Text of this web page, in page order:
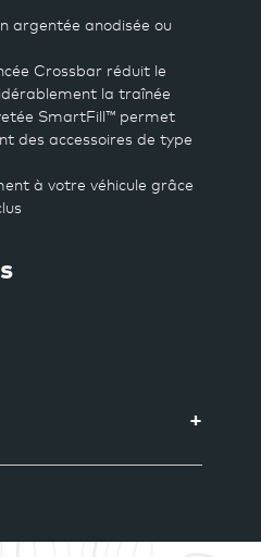
argentée anodisée ou
Crossbar réduit le
la traînée
SmartFill™ permet
des accessoires de type
à votre véhicule grâce